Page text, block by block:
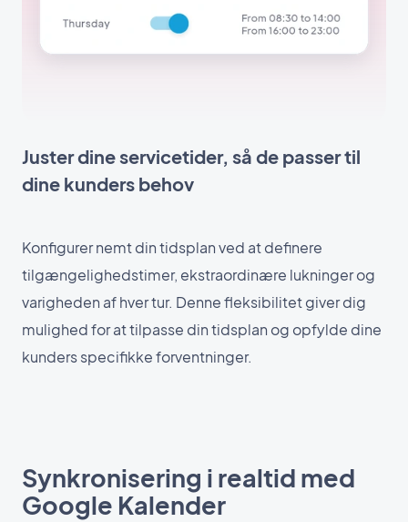
Juster dine servicetider, så de passer til
dine kunders behov
Konfigurer nemt din tidsplan ved at definere
tilgængelighedstimer, ekstraordinære lukninger og
varigheden af hver tur. Denne fleksibilitet giver dig
mulighed for at tilpasse din tidsplan og opfylde dine
kunders specifikke forventninger.
Synkronisering i realtid med
Google Kalender